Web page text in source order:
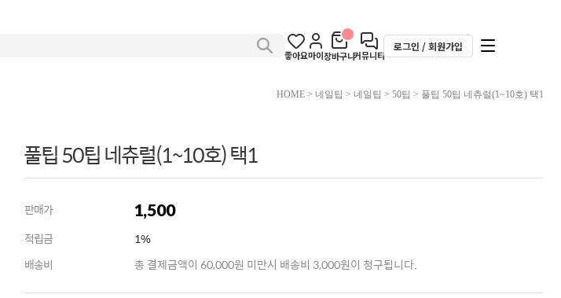
좋아요마이장바구니커뮤니티
로그인 / 회원가입
HOME> 네일팁 > 네일팁 > 50팁 > 풀팁 50팁 네츄럴(1~10호) 택1
풀팁 50팁 네츄럴(1~10호) 택1
판매가 1,500
적립금
1%
배송비
총 결제금액이 60,000원 미만시 배송비 3,000원이 청구됩니다.